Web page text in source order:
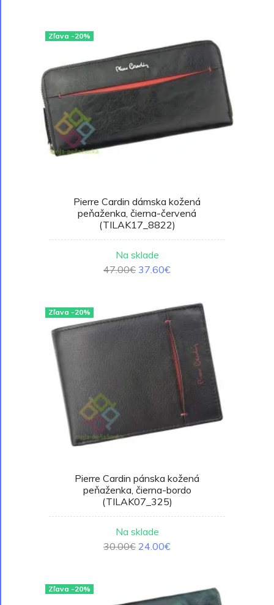
Zľava -20%
Pierre Cardin dámska kožená
peňaženka, čierna-červená
(TILAK17_8822)
Na sklade
47.00€ 37.60€
Zľava -20%
Pierre Cardin pánska kožená
peňaženka, čierna-bordo
(TILAK07_325)
Na sklade
30.00€ 24.00€
Zľava -20%